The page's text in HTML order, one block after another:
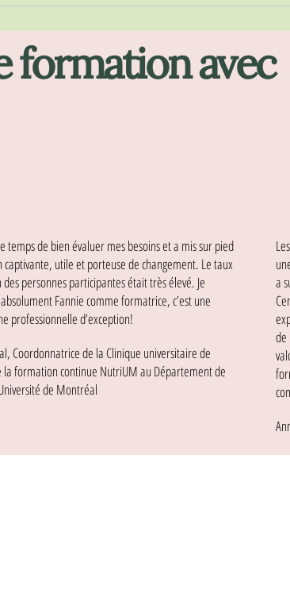
formation avec
temps de bien évaluer mes besoins et a mis sur pied
utile et porteuse de changement. Le taux
personnes participantes était très élevé. Je
Fannie comme formatrice, c’est une
professionnelle d’exception!
Coordonnatrice de la Clinique universitaire de
formation continue NutriUM au Département de
de Montréal
a
de